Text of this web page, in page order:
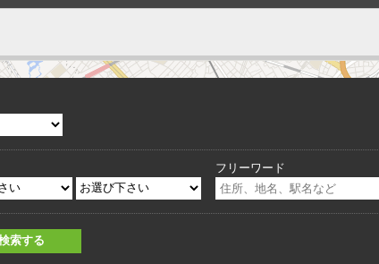
フリーワード